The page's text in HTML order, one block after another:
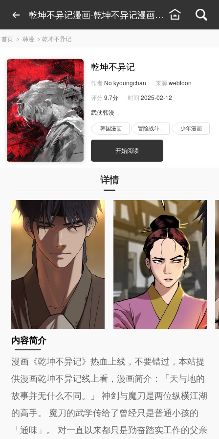
乾坤不异记漫画-乾坤不异记漫画线上看-乾坤不
首页 > 韩漫 > 乾坤不异记
乾坤不异记
作者 No kyoungchan 来源 webtoon
评分 9.7分 时间 2025-02-12
武侠韩漫
韩国漫画 冒险战斗漫画 少年漫画
开始阅读
详情
内容简介
漫画《乾坤不异记》热血上线，不要错过，本站提
供漫画乾坤不异记线上看，漫画简介：「天与地的
故事并无什么不同。」 神剑与魔刀是两位纵横江湖
的高手。 魔刀的武学传给了曾经只是普通小孩的
「通味」。 对一直以来都只是勤奋踏实工作的父亲